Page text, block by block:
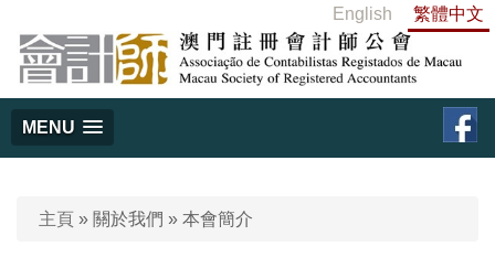
English 繁體中文
MENU
主頁 » 關於我們 » 本會簡介